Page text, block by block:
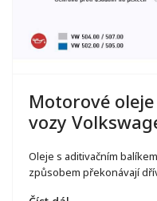
Motorové
vozy
Oleje s aditivačním
způsobem překonávají